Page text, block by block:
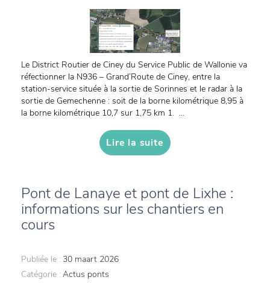
Le District Routier de Ciney du Service Public de Wallonie va
réfectionner la N936 – Grand’Route de Ciney, entre la
station-service située à la sortie de Sorinnes et le radar à la
sortie de Gemechenne : soit de la borne kilométrique 8,95 à
la borne kilométrique 10,7 sur 1,75 km 1. ...
Lire la suite
Pont de Lanaye et pont de Lixhe :
informations sur les chantiers en
cours
Publiée le : 30 maart 2026
Catégorie : Actus ponts